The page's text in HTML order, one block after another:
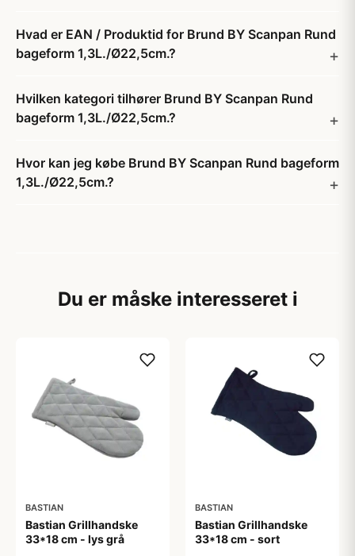
Hvad er EAN / Produktid for Brund BY Scanpan Rund
bageform 1,3L./Ø22,5cm.?
Hvilken kategori tilhører Brund BY Scanpan Rund
bageform 1,3L./Ø22,5cm.?
Hvor kan jeg købe Brund BY Scanpan Rund bageform
1,3L./Ø22,5cm.?
Du er måske interesseret i
BASTIAN
Bastian Grillhandske
33*18 cm - lys grå
BASTIAN
Bastian Grillhandske
33*18 cm - sort